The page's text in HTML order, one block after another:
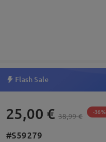
Flash Sale
25,00 € 38,99 € -36%
#S59279